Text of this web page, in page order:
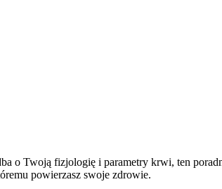
o Twoją fizjologię i parametry krwi, ten
powierzasz swoje zdrowie.